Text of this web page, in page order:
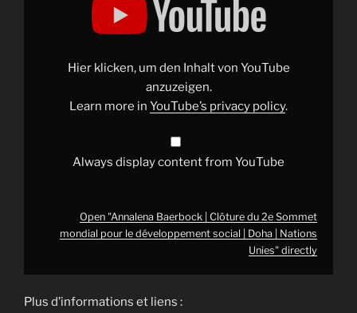
Sommet
développement
Hier klicken, um den Inhalt von YouTube
anzuzeigen.
Learn more in YouTube’s privacy policy.
Always display content from YouTube
Open "Annalena Baerbock | Clôture du 2e Sommet
mondial pour le développement social | Doha | Nations
Unies" directly
Plus d’informations et liens :